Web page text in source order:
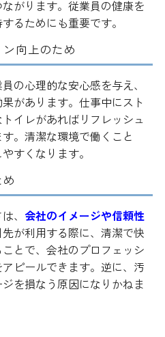
がります。従業員の健康を
るためにも重要です。
向上のため
の心理的な安心感を与え、
果があります。仕事中にスト
イレがあればリフレッシュ
。清潔な環境で働くこと
すくなります。
、 会社のイメージや信頼性
が利用する際に、清潔で快
とで、会社のプロフェッシ
ピールできます。逆に、汚
を損なう原因になりかねま